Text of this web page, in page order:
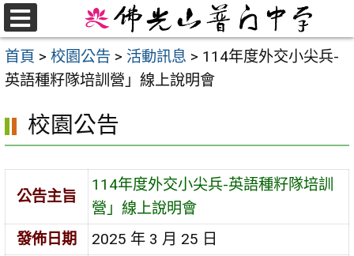
跳
至
主
要
首頁 > 校園公告 > 活動訊息 > 114年度外交小尖兵-
英語種籽隊培訓營」線上說明會
校園公告
公告主旨
114年度外交小尖兵-英語種籽隊培訓
營」線上說明會
發佈日期
2025 年 3 月 25 日
選
單